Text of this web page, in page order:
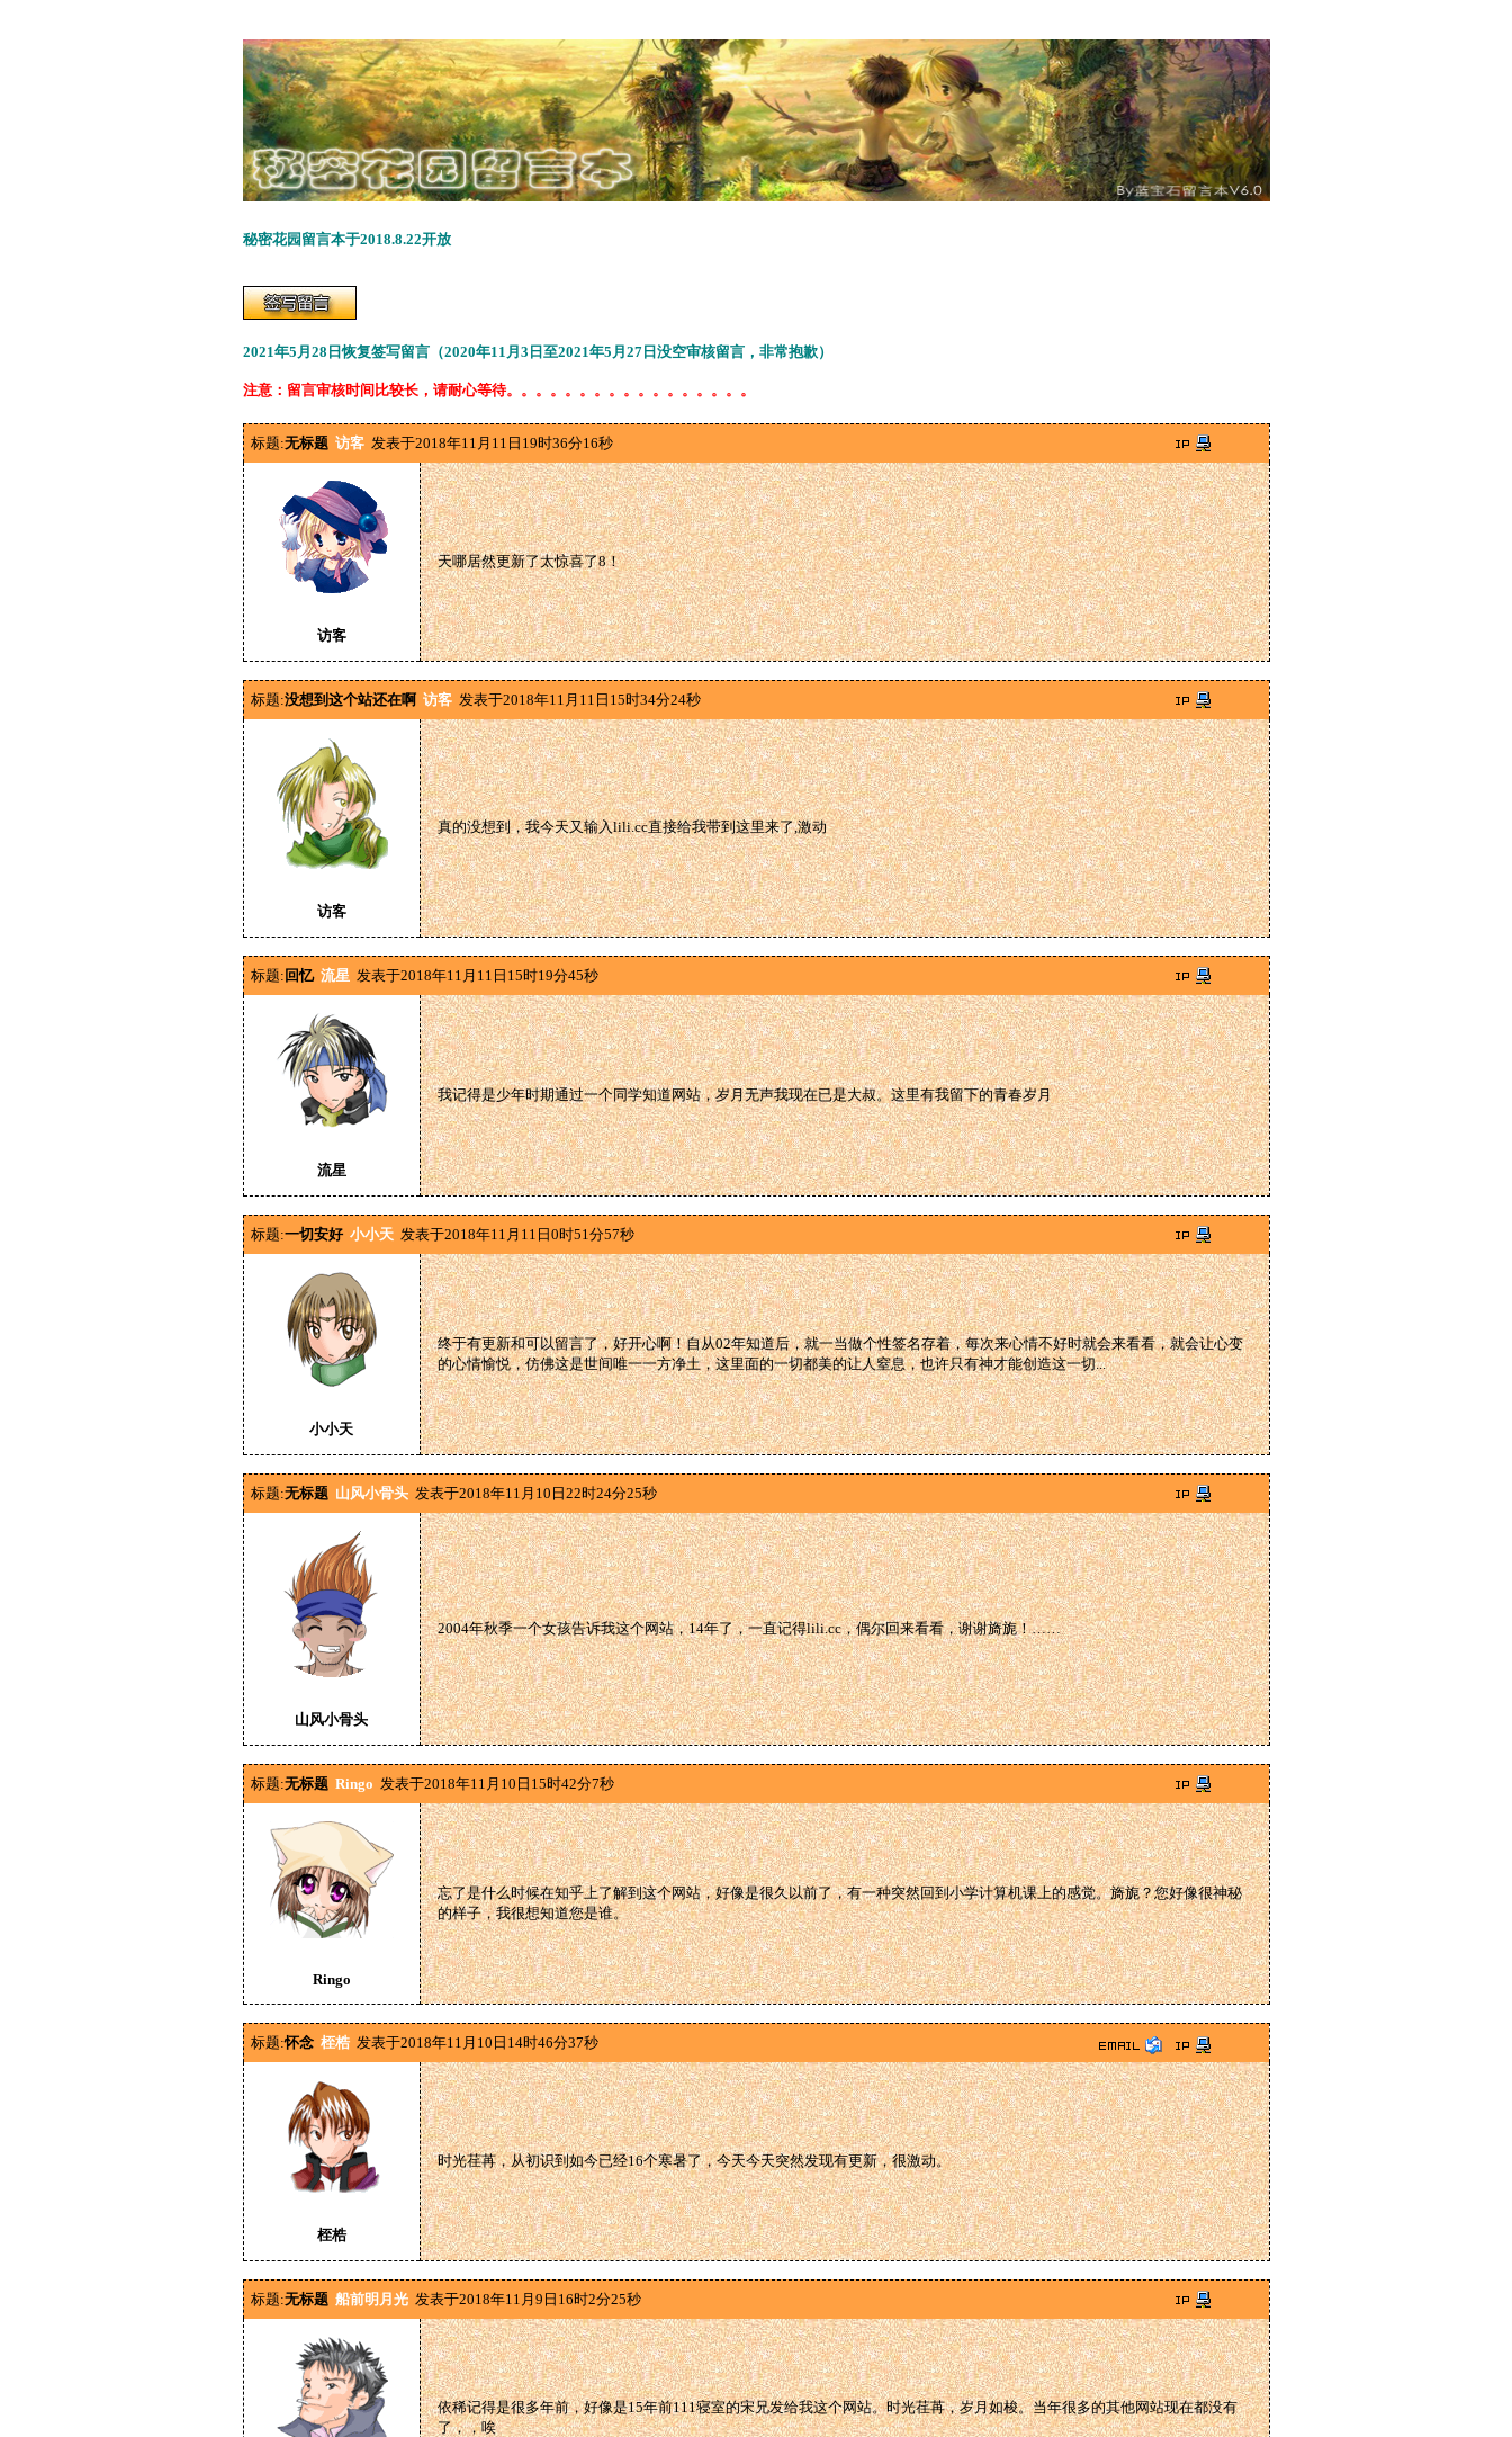
秘密花园留言本于2018.8.22开放
2021年5月28日恢复签写留言（2020年11月3日至2021年5月27日没空审核留言，非常抱歉）
注意：留言审核时间比较长，请耐心等待。。。。。。。。。。。。。。。。。
标题:无标题 访客 发表于2018年11月11日19时36分16秒
访客
天哪居然更新了太惊喜了8！
标题:没想到这个站还在啊 访客 发表于2018年11月11日15时34分24秒
访客
真的没想到，我今天又输入lili.cc直接给我带到这里来了,激动
标题: 回忆 流星 发表于2018年11月11日15时19分45秒
流星
我记得是少年时期通过一个同学知道网站，岁月无声我现在已是大叔。这里有我留下的青春岁月
标题:一切安好 小小天 发表于2018年11月11日0时51分57秒
小小天
终于有更新和可以留言了，好开心啊！自从02年知道后，就一当做个性签名存着，每次来心情不好时就会来看看，就会让心变
的心情愉悦，仿佛这是世间唯一一方净土，这里面的一切都美的让人窒息，也许只有神才能创造这一切...
标题:无标题 山风小骨头 发表于2018年11月10日22时24分25秒
山风小骨头
2004年秋季一个女孩告诉我这个网站，14年了，一直记得lili.cc，偶尔回来看看，谢谢旖旎！……
标题:无标题 Ringo 发表于2018年11月10日15时42分7秒
Ringo
忘了是什么时候在知乎上了解到这个网站，好像是很久以前了，有一种突然回到小学计算机课上的感觉。旖旎？您好像很神秘
的样子，我很想知道您是谁。
标题:怀念 桎梏 发表于2018年11月10日14时46分37秒
桎梏
时光荏苒，从初识到如今已经16个寒暑了，今天今天突然发现有更新，很激动。
标题:无标题 船前明月光 发表于2018年11月9日16时2分25秒
依稀记得是很多年前，好像是15年前111寝室的宋兄发给我这个网站。时光荏苒，岁月如梭。当年很多的其他网站现在都没有
了，，唉